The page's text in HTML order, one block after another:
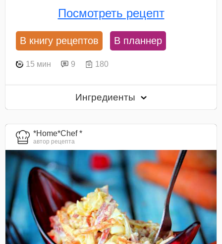
Посмотреть рецепт
В книгу рецептов В планнер
15 мин 9 180
Ингредиенты
*Home*Chef *
автор рецепта